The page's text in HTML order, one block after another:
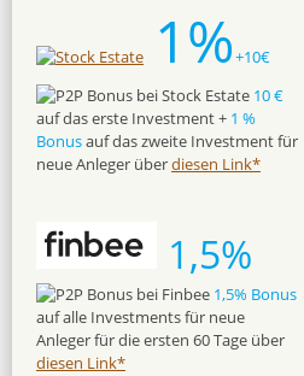
1%+10€
10 €
auf das erste Investment + 1 %
Bonusauf das zweite Investment für
neue Anleger überdiesen Link*
1,5%
1,5% Bonus
auf alle Investments für neue
Anleger für die ersten 60 Tage über
diesen Link*